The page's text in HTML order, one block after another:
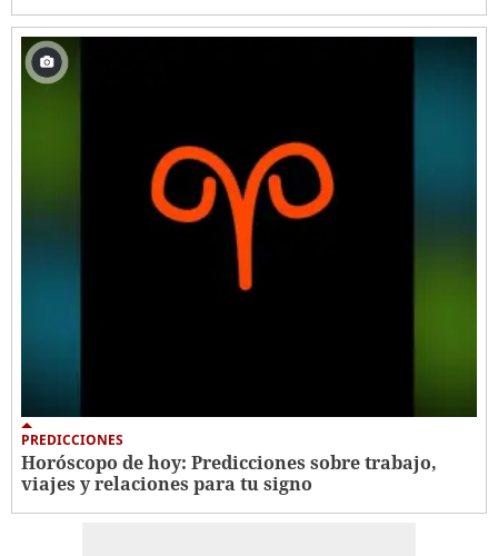
PREDICCIONES
Horóscopo de hoy: Predicciones sobre trabajo,
viajes y relaciones para tu signo